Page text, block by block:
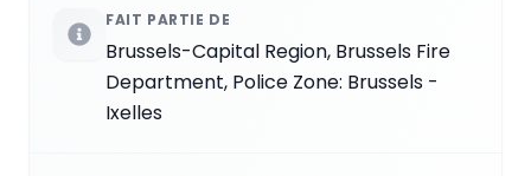
FAIT PARTIE DE
Brussels-Capital Region, Brussels Fire
Department, Police Zone: Brussels -
Ixelles